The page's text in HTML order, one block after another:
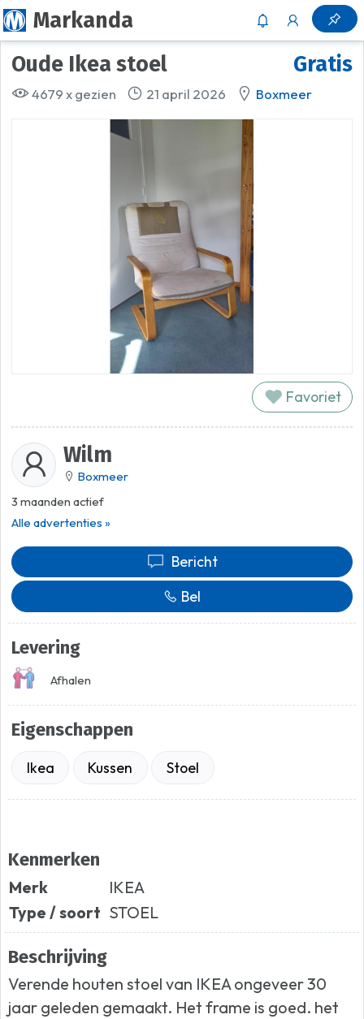
Markanda
Gratis
Oude Ikea stoel
4679 x gezien 21 april 2026 Boxmeer
Favoriet
Wilm
Boxmeer
3 maanden actief
Alle advertenties »
Bericht
Bel
Levering
Afhalen
Eigenschappen
Ikea Kussen Stoel
Kenmerken
Merk
IKEA
Type / soort STOEL
Beschrijving
Verende houten stoel van IKEA ongeveer 30
jaar geleden gemaakt. Het frame is goed. het